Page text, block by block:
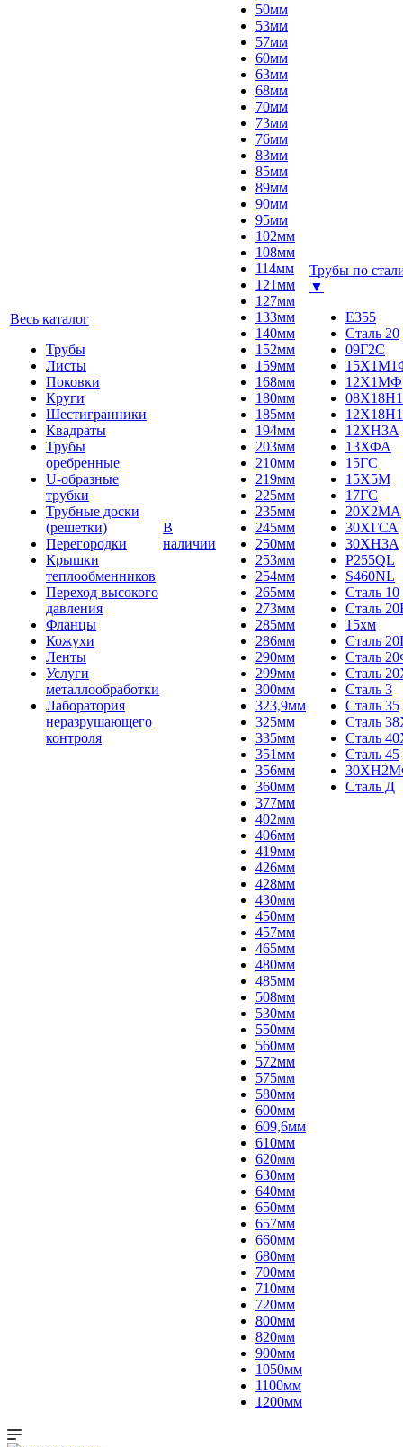
Весь каталог
Трубы
Листы
Поковки
Круги
Шестигранники
Квадраты
Трубы
оребренные
U-образные
трубки
Трубные доски
(решетки)
Перегородки
Крышки
теплообменников
Переход высокого
давления
Фланцы
Кожухи
Ленты
Услуги
металлообработки
Лаборатория
неразрушающего
контроля
В
наличии
50мм
53мм
57мм
60мм
63мм
68мм
70мм
73мм
76мм
83мм
85мм
89мм
90мм
95мм
102мм
108мм
114мм
121мм
127мм
133мм
140мм
152мм
159мм
168мм
180мм
185мм
194мм
203мм
210мм
219мм
225мм
235мм
245мм
250мм
253мм
254мм
265мм
273мм
285мм
286мм
290мм
299мм
300мм
323,9мм
325мм
335мм
351мм
356мм
360мм
377мм
402мм
406мм
419мм
426мм
428мм
430мм
450мм
457мм
465мм
480мм
485мм
508мм
530мм
550мм
560мм
572мм
575мм
580мм
600мм
609,6мм
610мм
620мм
630мм
640мм
650мм
657мм
660мм
680мм
700мм
710мм
720мм
800мм
820мм
900мм
1050мм
1100мм
1200мм
Трубы по
▼
E355
Сталь 20
09Г2С
12Х1МФ
12ХН3А
13ХФА
15ГС
15Х5М
17ГС
20Х2МА
30ХГСА
30ХН3А
P255QL
S460NL
Сталь 10
Сталь
15хм
Сталь
Сталь
Сталь
Сталь 3
Сталь 35
Сталь
Сталь
Сталь 45
Сталь Д